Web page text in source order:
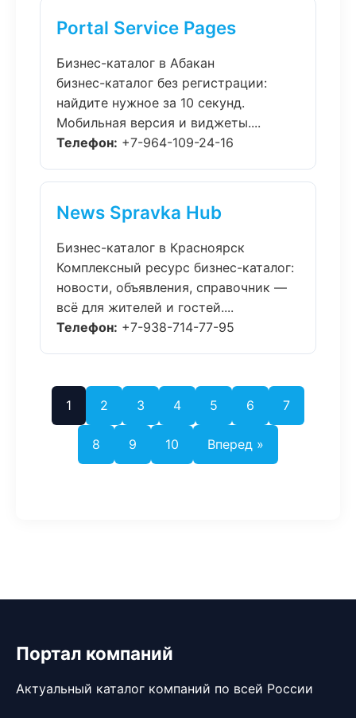
Portal Service Pages
Бизнес-каталог в Абакан
бизнес-каталог без регистрации:
найдите нужное за 10 секунд.
Мобильная версия и виджеты....
Телефон: +7-964-109-24-16
News Spravka Hub
Бизнес-каталог в Красноярск
Комплексный ресурс бизнес-каталог:
новости, объявления, справочник —
всё для жителей и гостей....
Телефон: +7-938-714-77-95
1 2 3 4 5 6 7
8 9 10 Вперед »
Портал компаний
Актуальный каталог компаний по всей России